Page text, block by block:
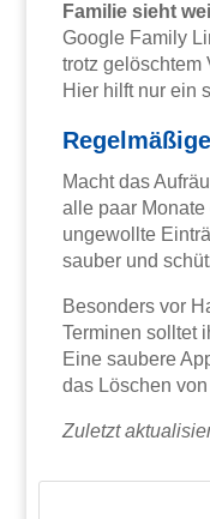
Familie sieht
Google Family
trotz gelöschtem
Hier hilft nur ein
Macht das
alle paar
ungewollte
sauber und
Besonders vor
Terminen solltet
Eine saubere
das Löschen
Zuletzt